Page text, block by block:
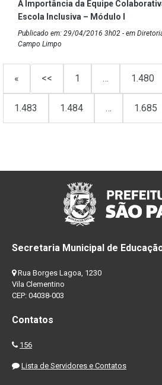
A Importância da Equipe
Escola Inclusiva – Módulo I
Publicado em: 29/04/2016 3h02 - em
Campo Limpo
« << 1 … 1.480
1.483 1.484 … 1.685
Secretaria Municipal de
Rua Borges Lagoa, 1230
Vila Clementino
CEP: 04038-003
Contatos
156
Lista de Servidores e Contatos